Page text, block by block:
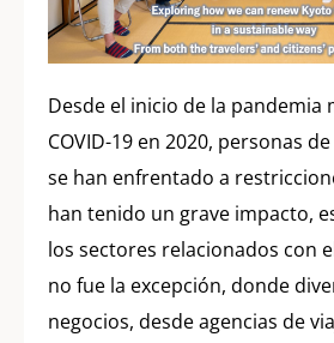
Desde el inicio de la pandemia
COVID-19 en 2020, personas
se han enfrentado a
han tenido un grave impacto,
los sectores relacionados con
no fue la excepción, donde
negocios, desde agencias de